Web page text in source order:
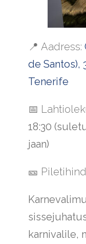
📍 Aadress:
de Santos),
Tenerife
📅
18:30
jaan)
🎫
karnivalile,